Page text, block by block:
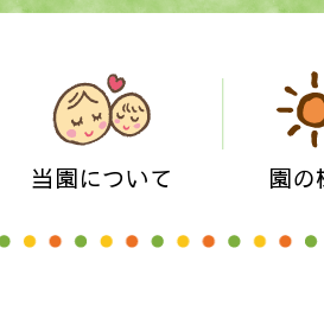
当園について 園の